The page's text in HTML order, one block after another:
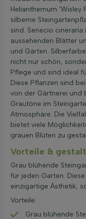
Helianthemum 'Wisley
silberne
sind. Senecio
aussehenden Blätter
und Gärten.
nicht nur schön,
Pflege und sind ideal
Diese Pflanzen sind
von der Gärtnerei und
Grautöne im
Atmosphäre. Die
bietet viele
grauen Blüten zu
Vorteile &
Grau blühende
für jeden Garten.
einzigartige Ästhetik,
Vorteile:
Grau blühende